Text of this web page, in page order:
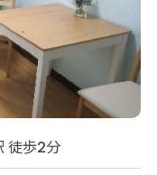
徒歩2分